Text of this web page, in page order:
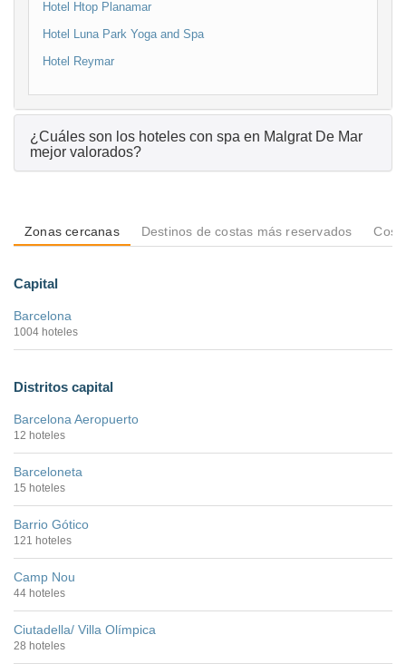
Hotel Htop Planamar
Hotel Luna Park Yoga and Spa
Hotel Reymar
¿Cuáles son los hoteles con spa en Malgrat De Mar
mejor valorados?
Zonas cercanas Destinos de costas más reservados
Capital
Barcelona
1004 hoteles
Distritos capital
Barcelona Aeropuerto
12 hoteles
Barceloneta
15 hoteles
Barrio Gótico
121 hoteles
Camp Nou
44 hoteles
Ciutadella/ Villa Olímpica
28 hoteles